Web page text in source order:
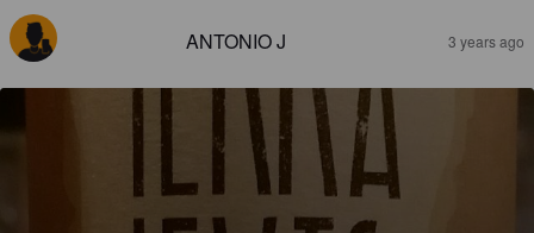
ANTONIO J 3 years ago